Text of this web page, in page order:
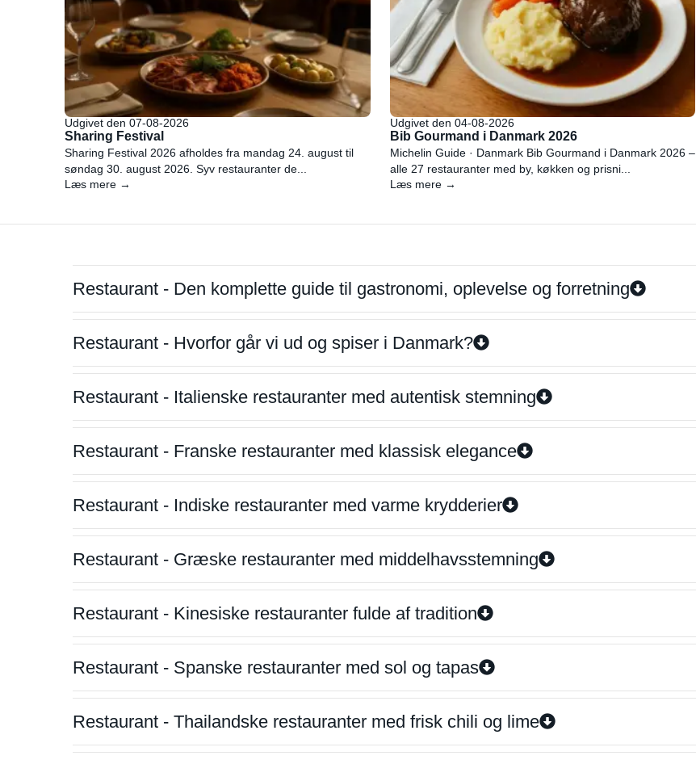
Udgivet den 07-08-2026
Sharing Festival
Sharing Festival 2026 afholdes fra mandag 24. august til
søndag 30. august 2026. Syv restauranter de...
Læs mere →
Udgivet den 04-08-2026
Bib Gourmand i Danmark 2026
Michelin Guide · Danmark Bib Gourmand i Danmark 2026 –
alle 27 restauranter med by, køkken og prisni...
Læs mere →
Restaurant - Den komplette guide til gastronomi, oplevelse og forretning
Restaurant - Hvorfor går vi ud og spiser i Danmark?
Restaurant - Italienske restauranter med autentisk stemning
Restaurant - Franske restauranter med klassisk elegance
Restaurant - Indiske restauranter med varme krydderier
Restaurant - Græske restauranter med middelhavsstemning
Restaurant - Kinesiske restauranter fulde af tradition
Restaurant - Spanske restauranter med sol og tapas
Restaurant - Thailandske restauranter med frisk chili og lime